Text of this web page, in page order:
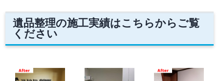
遺品整理の施工実績はこちらからご覧
ください